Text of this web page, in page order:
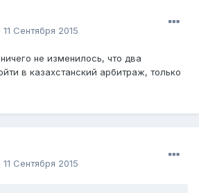
11 Сентября 2015
не изменилось, что два
в казахстанский арбитраж, только
11 Сентября 2015